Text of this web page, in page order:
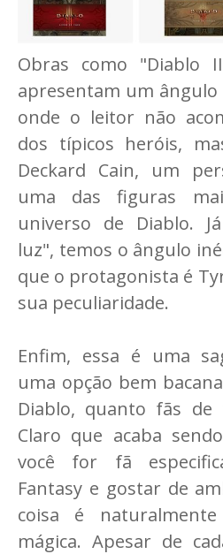
Obras como "Diablo
apresentam um
onde o leitor não
dos típicos heróis,
Deckard Cain, um
uma das figuras
universo de Diablo.
luz", temos o ângulo
que o protagonista é
sua peculiaridade.
Enfim, essa é uma
uma opção bem
Diablo, quanto fãs de
Claro que acaba
você for fã
Fantasy e gostar de
coisa é
mágica. Apesar de